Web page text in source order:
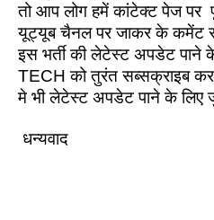
तो आप लोग हमेंकांटेक्ट पेजपर
यूट्यूब चैनल पर जाकर के कमेंट
इस भर्ती की लेटेस्ट अपडेट पाने
TECH को तुरंत सब्सक्राइब
मे भी लेटेस्ट अपडेट पाने के लिए
धन्यवाद